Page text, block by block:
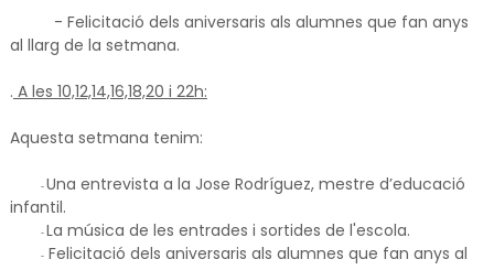
- Felicitació dels aniversaris als alumnes que fan anys
al llarg de la setmana.
. A les 10,12,14,16,18,20 i 22h:
Aquesta setmana tenim:
Una entrevista a la Jose Rodríguez, mestre d’educació
infantil.
La música de les entrades i sortides de l'escola.
Felicitació dels aniversaris als alumnes que fan anys al